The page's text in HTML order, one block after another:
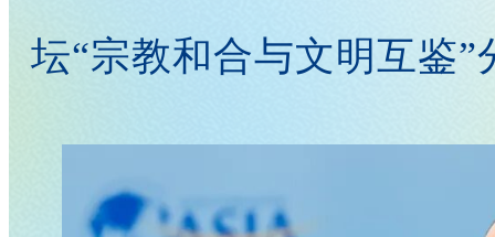
坛“宗教和合与文明互鉴”